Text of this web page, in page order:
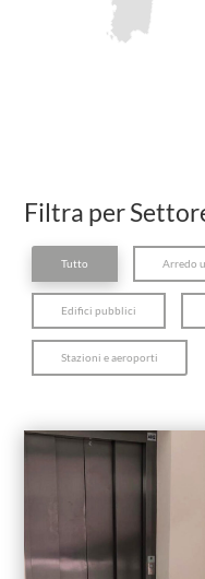
Filtra per
Tutto Arredo
Edifici pubblici
Stazioni e aeroporti